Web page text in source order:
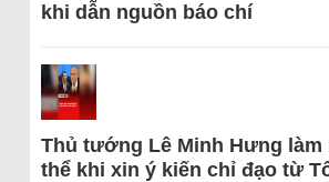
khi dẫn nguồn báo chí
Thủ tướng Lê Minh Hưng làm
thể khi xin ý kiến chỉ đạo từ